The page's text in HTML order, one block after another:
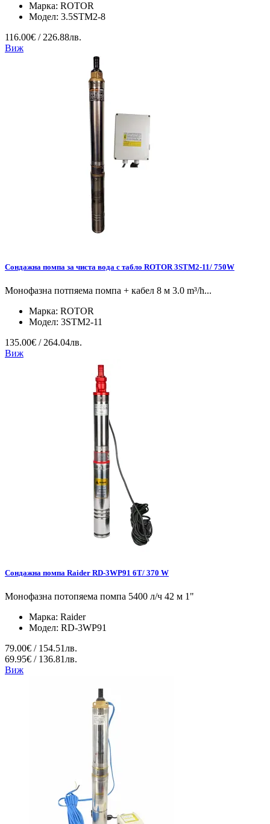
Марка: ROTOR
Модел: 3.5STM2-8
116.00€ / 226.88лв.
Виж
Сондажна помпа за чиста вода с табло ROTOR 3STM2-11/ 750W
Монофазна потпяема помпа + кабел 8 м 3.0 m³/h...
Марка: ROTOR
Модел: 3STM2-11
135.00€ / 264.04лв.
Виж
Сондажна помпа Raider RD-3WP91 6T/ 370 W
Монофазна потопяема помпа 5400 л/ч 42 м 1"
Марка: Raider
Модел: RD-3WP91
79.00€ / 154.51лв.
69.95€ / 136.81лв.
Виж